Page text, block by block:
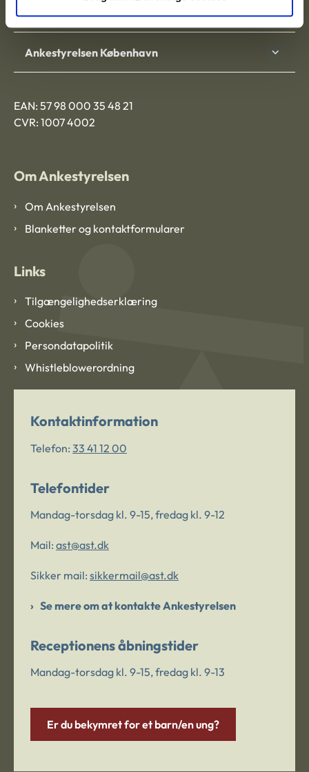
Ankestyrelsen Aalborg
Ankestyrelsen København
EAN: 57 98 000 35 48 21
CVR: 1007 4002
Om Ankestyrelsen
Om Ankestyrelsen
Blanketter og kontaktformularer
Links
Tilgængelighedserklæring
Cookies
Persondatapolitik
Whistleblowerordning
Kontaktinformation
Telefon: 33 41 12 00
Telefontider
Mandag-torsdag kl. 9-15, fredag kl. 9-12
Mail: ast@ast.dk
Sikker mail: sikkermail@ast.dk
Se mere om at kontakte Ankestyrelsen
Receptionens åbningstider
Mandag-torsdag kl. 9-15, fredag kl. 9-13
Er du bekymret for et barn/en ung?